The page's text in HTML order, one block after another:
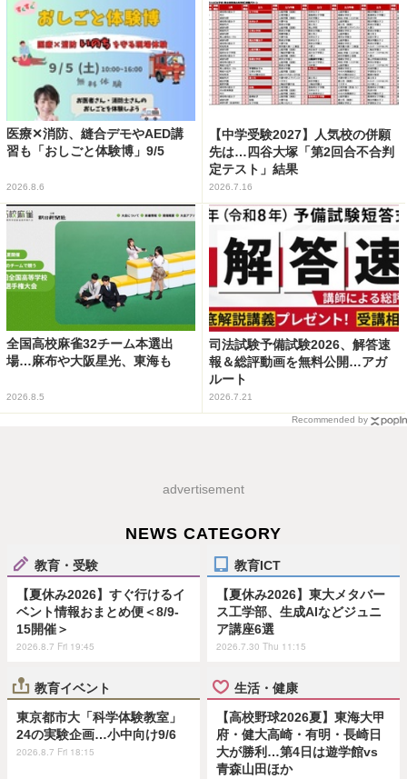
医療✕消防、縫合デモやAED講
習も「おしごと体験博」9/5
2026.8.6
【中学受験2027】人気校の併願
先は…四谷大塚「第2回合不合判
定テスト」結果
2026.7.16
全国高校麻雀32チーム本選出
場…麻布や大阪星光、東海も
2026.8.5
司法試験予備試験2026、解答速
報＆総評動画を無料公開…アガ
ルート
2026.7.21
Recommended by
advertisement
NEWS CATEGORY
教育・受験
【夏休み2026】すぐ行けるイ
ベント情報おまとめ便＜8/9-
15開催＞
2026.8.7 Fri 19:45
教育ICT
【夏休み2026】東大メタバー
ス工学部、生成AIなどジュニ
ア講座6選
2026.7.30 Thu 11:15
教育イベント
東京都市大「科学体験教室」
24の実験企画…小中向け9/6
2026.8.7 Fri 18:15
生活・健康
【高校野球2026夏】東海大甲
府・健大高崎・有明・長崎日
大が勝利…第4日は遊学館vs
青森山田ほか